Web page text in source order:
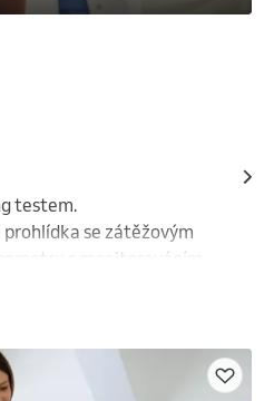
testem.
se zátěžovým
s monitorováním
testem.